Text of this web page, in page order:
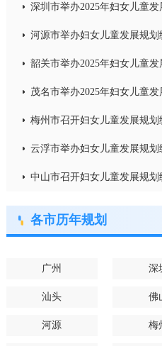
深圳市举办2025年妇女儿童
河源市举办妇女儿童发展规
韶关市举办2025年妇女儿童
茂名市举办2025年妇女儿童
梅州市召开妇女儿童发展规划
云浮市举办妇女儿童发展规
中山市召开妇女儿童发展规
各市历年规划
广州 深
汕头 佛
河源 梅